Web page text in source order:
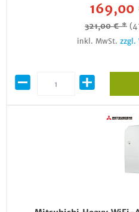
321,00 € *
inkl. MwSt. zzgl.